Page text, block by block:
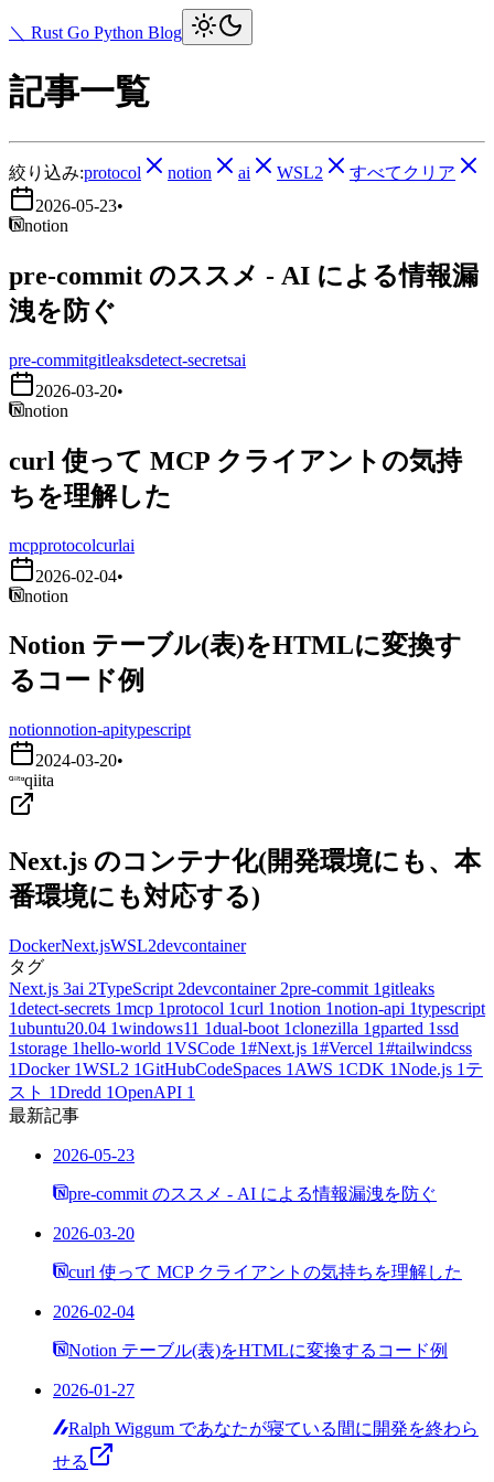
＼ Rust Go Python Blog
記事一覧
絞り込み:protocol notion ai WSL2
すべてクリア
2026-05-23•
notion
pre-commit のススメ - AI による情報漏
洩を防ぐ
pre-commitgitleaksdetect-secretsai
2026-03-20•
notion
curl 使って MCP クライアントの気持
ちを理解した
mcpprotocolcurlai
2026-02-04•
notion
Notion テーブル(表)をHTMLに変換す
るコード例
notionnotion-apitypescript
2024-03-20•
qiita
Next.js のコンテナ化(開発環境にも、本
番環境にも対応する)
DockerNext.jsWSL2devcontainer
タグ
Next.js 3ai 2TypeScript 2devcontainer 2pre-commit 1 gitleaks
1detect-secrets 1mcp 1protocol 1curl 1notion 1notion-api 1typescript
1ubuntu20.04 1windows11 1dual-boot 1clonezilla 1 gparted 1ssd
1storage 1hello-world 1VSCode 1#Next.js 1#Vercel 1#tailwindcss
1Docker 1WSL2 1GitHubCodeSpaces 1 AWS 1CDK 1Node.js 1 テ
スト 1Dredd 1OpenAPI 1
最新記事
2026-05-23
pre-commit のススメ - AI による情報漏洩を防ぐ
2026-03-20
curl 使って MCP クライアントの気持ちを理解した
2026-02-04
Notion テーブル(表)をHTMLに変換するコード例
2026-01-27
Ralph Wiggum であなたが寝ている間に開発を終わら
せる